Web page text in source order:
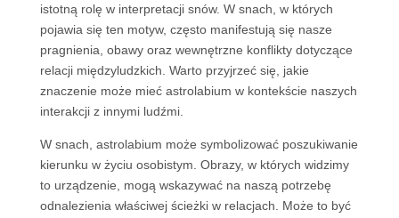
istotną rolę w interpretacji snów. W snach, w których
pojawia się ten motyw, często manifestują się nasze
pragnienia, obawy oraz wewnętrzne konflikty dotyczące
relacji międzyludzkich. Warto przyjrzeć się, jakie
znaczenie może mieć astrolabium w kontekście naszych
interakcji z innymi ludźmi.
W snach, astrolabium może symbolizować poszukiwanie
kierunku w życiu osobistym. Obrazy, w których widzimy
to urządzenie, mogą wskazywać na naszą potrzebę
odnalezienia właściwej ścieżki w relacjach. Może to być